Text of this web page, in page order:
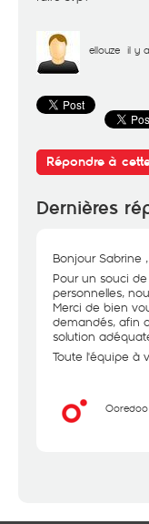
ellouze il y
Répondre à
Dernières
Bonjour Sabrine ,
Pour un souci
personnelles,
Merci de bien
demandés, afin
solution
Toute l'équipe à